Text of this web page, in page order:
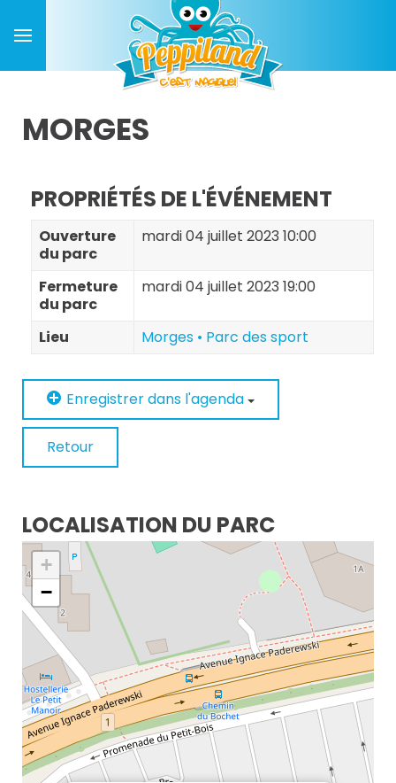
MORGES
PROPRIÉTÉS DE L'ÉVÉNEMENT
Ouverture
du parc
mardi 04 juillet 2023 10:00
Fermeture
du parc
mardi 04 juillet 2023 19:00
Lieu Morges • Parc des sport
Enregistrer dans l'agenda
Retour
LOCALISATION DU PARC
+
−